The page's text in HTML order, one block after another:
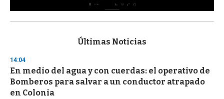
s
d
s
o
f
3
Últimas Noticias
14:04
En medio del agua y con cuerdas: el operativo de
Bomberos para salvar a un conductor atrapado
en Colonia